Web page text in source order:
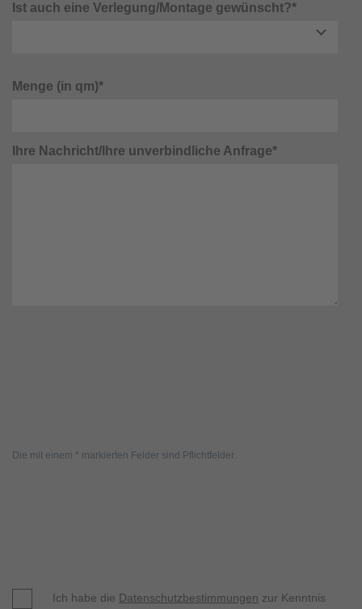
Ist auch eine Verlegung/Montage gewünscht?*
Menge (in qm)*
Ihre Nachricht/Ihre unverbindliche Anfrage*
Die mit einem * markierten Felder sind Pflichtfelder.
Ich habe die Datenschutzbestimmungen zur Kenntnis